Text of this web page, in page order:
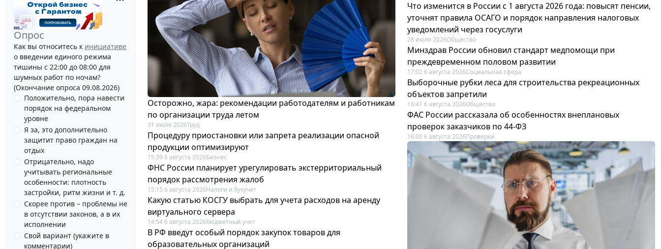
Опрос
Как вы относитесь к инициативе
о введении единого режима
тишины с 22:00 до 08:00 для
шумных работ по ночам?
(Окончание опроса 09.08.2026)
Положительно, пора навести
порядок на федеральном
уровне
Я за, это дополнительно
защитит право граждан на
отдых
Отрицательно, надо
учитывать региональные
особенности: плотность
застройки, ритм жизни и т. д.
Скорее против – проблемы не
в отсутствии законов, а в их
исполнении
Свой вариант (укажите в
комментарии)
Осторожно, жара: рекомендации работодателям и работникам
по организации труда летом
31 июля 2026Труд
Процедуру приостановки или запрета реализации опасной
продукции оптимизируют
15:39 6 августа 2026Бизнес
ФНС России планирует урегулировать экстерриториальный
порядок рассмотрения жалоб
15:15 6 августа 2026Налоги и бухучет
Какую статью КОСГУ выбрать для учета расходов на аренду
виртуального сервера
14:54 6 августа 2026Бюджетный учет
В РФ введут особый порядок закупок товаров для
образовательных организаций
Что изменится в России с 1 августа 2026 года: повысят пенсии,
уточнят правила ОСАГО и порядок направления налоговых
уведомлений через госуслуги
28 июля 2026Общество
Минздрав России обновил стандарт медпомощи при
преждевременном половом развитии
17:02 6 августа 2026Социальная сфера
Выборочные рубки леса для строительства рекреационных
объектов запретили
16:41 6 августа 2026Общество
ФАС России рассказала об особенностях внеплановых
проверок заказчиков по 44-ФЗ
16:00 6 августа 2026Проверки